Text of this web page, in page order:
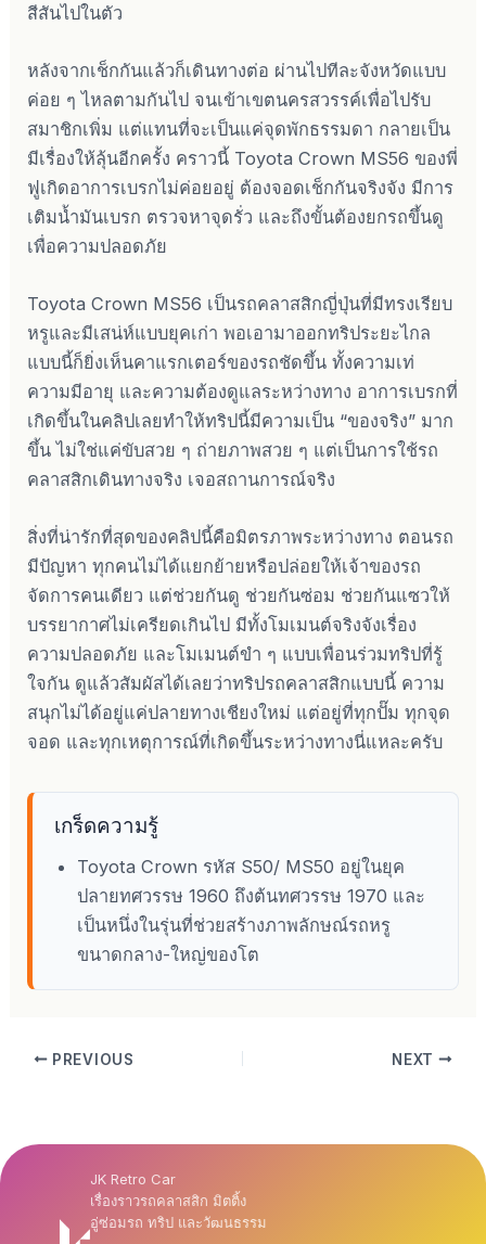
สีสันไปในตัว
หลังจากเช็กกันแล้วก็เดินทางต่อ ผ่านไปทีละจังหวัดแบบ
ค่อย ๆ ไหลตามกันไป จนเข้าเขตนครสวรรค์เพื่อไปรับ
สมาชิกเพิ่ม แต่แทนที่จะเป็นแค่จุดพักธรรมดา กลายเป็น
มีเรื่องให้ลุ้นอีกครั้ง คราวนี้ Toyota Crown MS56 ของพี่
ฟูเกิดอาการเบรกไม่ค่อยอยู่ ต้องจอดเช็กกันจริงจัง มีการ
เติมน้ำมันเบรก ตรวจหาจุดรั่ว และถึงขั้นต้องยกรถขึ้นดู
เพื่อความปลอดภัย
Toyota Crown MS56 เป็นรถคลาสสิกญี่ปุ่นที่มีทรงเรียบ
หรูและมีเสน่ห์แบบยุคเก่า พอเอามาออกทริประยะไกล
แบบนี้ก็ยิ่งเห็นคาแรกเตอร์ของรถชัดขึ้น ทั้งความเท่
ความมีอายุ และความต้องดูแลระหว่างทาง อาการเบรกที่
เกิดขึ้นในคลิปเลยทำให้ทริปนี้มีความเป็น “ของจริง” มาก
ขึ้น ไม่ใช่แค่ขับสวย ๆ ถ่ายภาพสวย ๆ แต่เป็นการใช้รถ
คลาสสิกเดินทางจริง เจอสถานการณ์จริง
สิ่งที่น่ารักที่สุดของคลิปนี้คือมิตรภาพระหว่างทาง ตอนรถ
มีปัญหา ทุกคนไม่ได้แยกย้ายหรือปล่อยให้เจ้าของรถ
จัดการคนเดียว แต่ช่วยกันดู ช่วยกันซ่อม ช่วยกันแซวให้
บรรยากาศไม่เครียดเกินไป มีทั้งโมเมนต์จริงจังเรื่อง
ความปลอดภัย และโมเมนต์ขำ ๆ แบบเพื่อนร่วมทริปที่รู้
ใจกัน ดูแล้วสัมผัสได้เลยว่าทริปรถคลาสสิกแบบนี้ ความ
สนุกไม่ได้อยู่แค่ปลายทางเชียงใหม่ แต่อยู่ที่ทุกปั๊ม ทุกจุด
จอด และทุกเหตุการณ์ที่เกิดขึ้นระหว่างทางนี่แหละครับ
เกร็ดความรู้
Toyota Crown รหัส S50/ MS50 อยู่ในยุค
ปลายทศวรรษ 1960 ถึงต้นทศวรรษ 1970 และ
เป็นหนึ่งในรุ่นที่ช่วยสร้างภาพลักษณ์รถหรู
ขนาดกลาง-ใหญ่ของโต
PREVIOUS NEXT
JK Retro Car
เรื่องราวรถคลาสสิก มิตติ้ง
อู่ซ่อมรถ ทริป และวัฒนธรรม